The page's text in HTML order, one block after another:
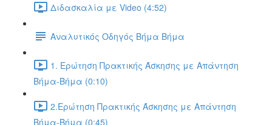
Διδασκαλία με Video (4:52)
Αναλυτικός Οδηγός Βήμα Βήμα
1. Ερώτηση Πρακτικής Άσκησης με Απάντηση
Βήμα-Βήμα (0:10)
2.Ερώτηση Πρακτικής Άσκησης με Απάντηση
Βήμα-Βήμα (0:45)